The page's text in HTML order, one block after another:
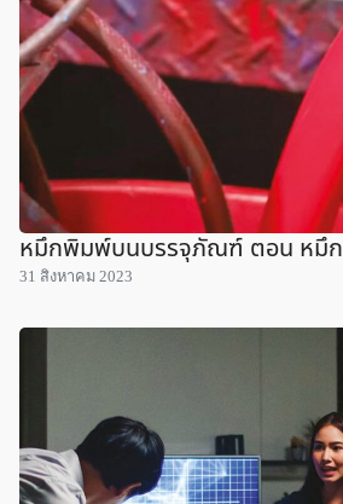
หมึกพิมพ์บนบรรจุภัณฑ์ ตอน หมึ
31 สิงหาคม 2023